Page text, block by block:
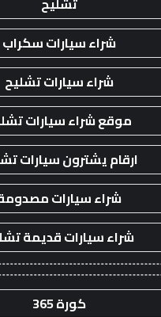
شراء سيارات سكراب
شراء سيارات تشليح
موقع شراء سيارات
ارقام يشترون سيارات
شراء سيارات
شراء سيارات قديمة
كورة 365